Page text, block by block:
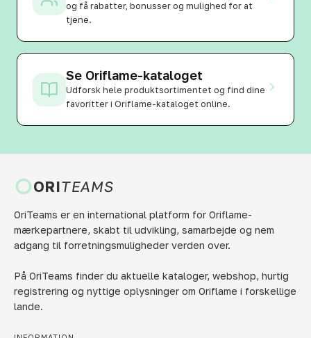
og få rabatter, bonusser og mulighed for at
tjene.
Se Oriflame-kataloget
Udforsk hele produktsortimentet og find dine
favoritter i Oriflame-kataloget online.
ORITEAMS
OriTeams er en international platform for Oriflame-
mærkepartnere, skabt til udvikling, samarbejde og nem
adgang til forretningsmuligheder verden over.
På OriTeams finder du aktuelle kataloger, webshop, hurtig
registrering og nyttige oplysninger om Oriflame i forskellige
lande.